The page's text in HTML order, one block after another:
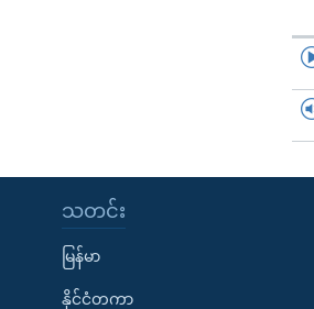
သတင်း
မြန်မာ
နိုင်ငံတကာ